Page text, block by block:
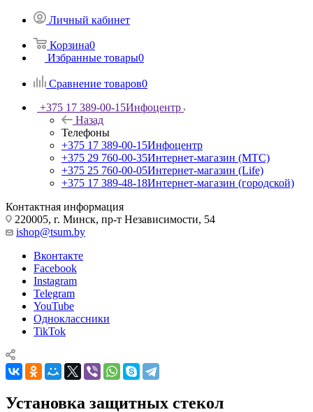
Личный кабинет
Корзина0
Избранные товары0
Сравнение товаров0
+375 17 389-00-15Инфоцентр
Назад
Телефоны
+375 17 389-00-15Инфоцентр
+375 29 760-00-35Интернет-магазин (МТС)
+375 25 760-00-05Интернет-магазин (Life)
+375 17 389-48-18Интернет-магазин (городской)
Контактная информация
220005, г. Минск, пр-т Независимости, 54
ishop@tsum.by
Вконтакте
Facebook
Instagram
Telegram
YouTube
Одноклассники
TikTok
Установка защитных стекол